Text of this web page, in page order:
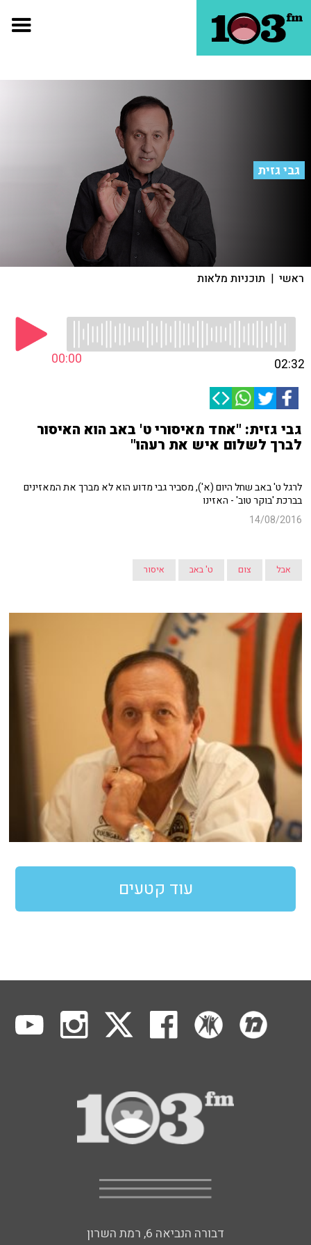
גבי גזית
ראשי | תוכניות מלאות
00:00 02:32
גבי גזית: "אחד מאיסורי ט' באב הוא האיסור
לברך לשלום איש את רעהו"
לרגל ט' באב שחל היום (א'), מסביר גבי מדוע הוא לא מברך את המאזינים
בברכת 'בוקר טוב' - האזינו
14/08/2016
אבל צום ט' באב איסור
עוד קטעים
דבורה הנביאה 6, רמת השרון